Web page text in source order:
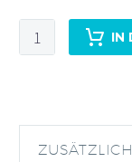
Premium
Organic
IN